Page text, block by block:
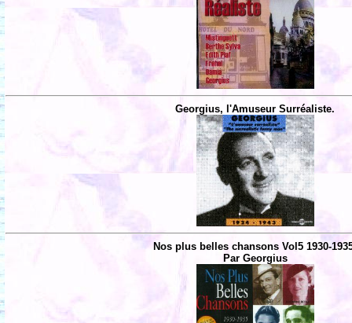
Georgius, l'Amuseur Surréaliste.
Nos plus belles chansons Vol5 1930-
Par Georgius